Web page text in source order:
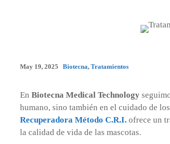
May 19, 2025 Biotecna, Tratamientos
En Biotecna Medical Technology
humano, sino también en el cuidado de
Recuperadora Método C.R.I. ofrece un
la calidad de vida de las mascotas.